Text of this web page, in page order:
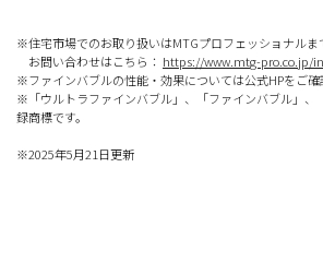
※住宅市場でのお取り扱いはMTGプロフェッショナルま
お問い合わせはこちら： https://www.mtg-pro.co.jp/
※ファインバブルの性能・効果については公式HPをご確
※「ウルトラファインバブル」、「ファインバブル」、
録商標です。
※2025年5月21日更新